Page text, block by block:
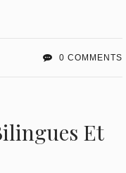
0 COMMENTS
Et